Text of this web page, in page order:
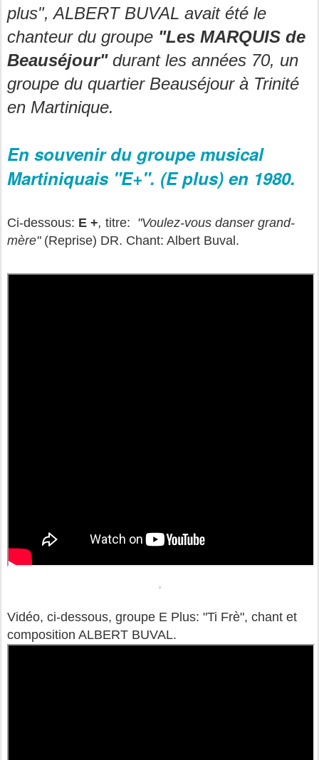
plus", ALBERT BUVAL avait été le
chanteur du groupe "Les MARQUIS de
Beauséjour"durant les années 70, un
groupe du quartier Beauséjour à Trinité
en Martinique.
En souvenir du groupe musical
Martiniquais "E+". (E plus) en 1980.
Ci-dessous: E +, titre: "Voulez-vous danser grand-
mère"(Reprise) DR. Chant: Albert Buval.
Vidéo, ci-dessous, groupe E Plus: "Ti Frè", chant et
composition ALBERT BUVAL.